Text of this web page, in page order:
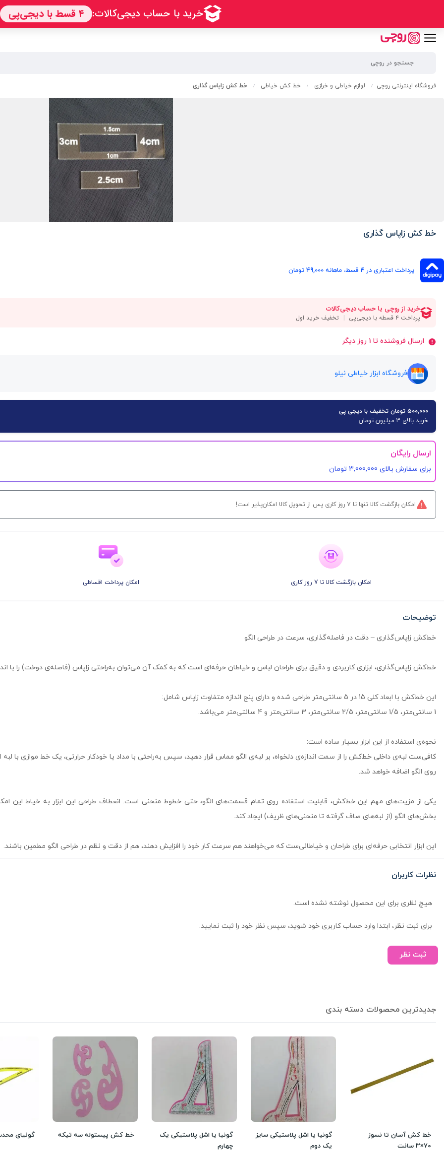
فروشگاه اینترنتی روچی / لوازم خیاطی و خرازی / خط کش خیاطی / خط کش زاپاس گذاری
خط کش زاپاس گذاری
پرداخت اعتباری در ۴ قسط، ماهانه 49,000 تومان
ارسال فروشنده تا 1 روز دیگر
فروشگاه ابزار خیاطی نیلو
۵۰۰,۰۰۰ تومان تخفیف با دیجی پی
خرید بالای 3 میلیون تومان
ارسال رایگان
برای سفارش‌ بالای 3,000,000 تومان
امکان بازگشت کالا تنها تا ۷ روز کاری پس از تحویل کالا امکان‌پذیر است!
امکان بازگشت کالا تا 7 روز کاری امکان پرداخت اقساطی
توضیحات
خط‌کش زاپاس‌گذاری – دقت در فاصله‌گذاری، سرعت در طراحی الگو
خط‌کش زاپاس‌گذاری، ابزاری کاربردی و دقیق برای طراحان لباس و خیاطان حرفه‌ای است که به کمک آن می‌توان به‌راحتی زاپاس (فاصله‌ی دوخت) را با
این خط‌کش با ابعاد کلی 15 در 5 سانتی‌متر طراحی شده و دارای پنج اندازه‌ متفاوت زاپاس شامل:
1 سانتی‌متر، 1/5 سانتی‌متر، 2/5 سانتی‌متر، 3 سانتی‌متر و 4 سانتی‌متر می‌باشد.
نحوه‌ی استفاده از این ابزار بسیار ساده است:
کافی‌ست لبه‌ی داخلی خط‌کش را از سمت اندازه‌ی دلخواه، بر لبه‌ی الگو مماس قرار دهید، سپس به‌راحتی با مداد یا خودکار حرارتی، یک خط موازی با
روی الگو اضافه خواهد شد.
یکی از مزیت‌های مهم این خط‌کش، قابلیت استفاده روی تمام قسمت‌های الگو، حتی خطوط منحنی است. انعطاف طراحی این ابزار به خیاط این
بخش‌های الگو (از لبه‌های صاف گرفته تا منحنی‌های ظریف) ایجاد کند.
این ابزار انتخابی حرفه‌ای برای طراحان و خیاطانی‌ست که می‌خواهند هم سرعت کار خود را افزایش دهند، هم از دقت و نظم در طراحی الگو مطمین باشند.
نظرات کاربران
هیچ نظری برای این محصول نوشته نشده است.
برای ثبت نظر، ابتدا وارد حساب کاربری خود شوید، سپس نظر خود را ثبت نمایید.
ثبت نظر
جدیدترین محصولات دسته بندی
خط کش آسان تا نسوز
70×3 سانت
گونیا یا اشل پلاستیکی سایز
یک دوم
گونیا یا اشل پلاستیکی یک
چهارم
خط کش پیستوله سه تیکه گونیای